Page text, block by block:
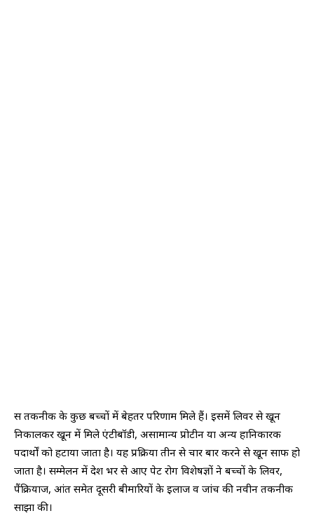
स तकनीक के कुछ बच्चों में बेहतर परिणाम मिले हैं। इसमें लिवर से खून
निकालकर खून में मिले एंटीबॉडी, असामान्य प्रोटीन या अन्य हानिकारक
पदार्थों को हटाया जाता है। यह प्रक्रिया तीन से चार बार करने से खून साफ हो
जाता है। सम्मेलन में देश भर से आए पेट रोग विशेषज्ञों ने बच्चों के लिवर,
पैंक्रियाज, आंत समेत दूसरी बीमारियों के इलाज व जांच की नवीन तकनीक
साझा की।